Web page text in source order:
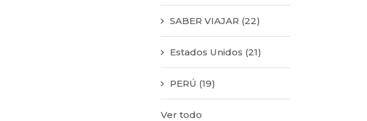
SABER VIAJAR (22)
Estados Unidos (21)
PERÚ (19)
Ver todo